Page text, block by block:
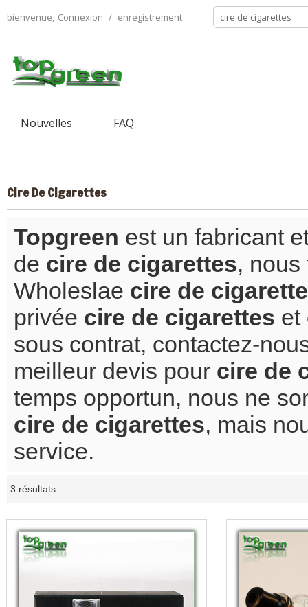
bienvenue, Connexion / enregistrement
Nouvelles FAQ
Cire De Cigarettes
Topgreen est un fabricant
de cire de cigarettes,
Wholeslae cire de
privée cire de cigarettes et
sous contrat, contactez-
meilleur devis pour cire de
temps opportun, nous ne
cire de cigarettes, mais
service.
3 résultats